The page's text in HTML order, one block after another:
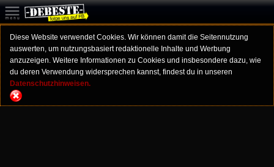
Diese Website verwendet Cookies. Wir können damit die Seitennutzung
auswerten, um nutzungsbasiert redaktionelle Inhalte und Werbung
anzuzeigen. Weitere Informationen zu Cookies und insbesondere dazu, wie
du deren Verwendung widersprechen kannst, findest du in unseren
Datenschutzhinweisen.